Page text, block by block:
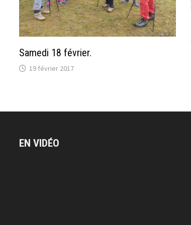
Samedi 18 février.
19 février 2017
EN VIDÉO